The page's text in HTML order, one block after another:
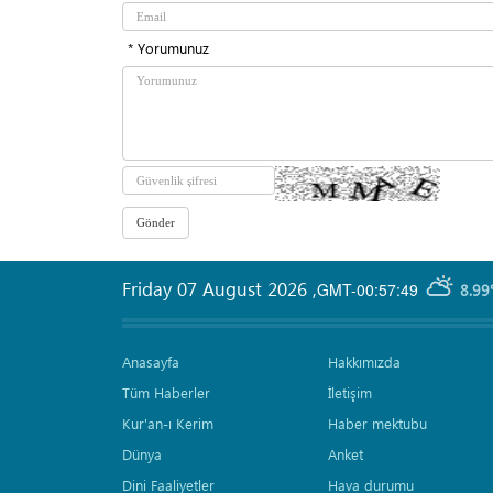
* Yorumunuz
GMT-00:57:49
Friday 07 August 2026 ,
Anasayfa
Tüm Haberler
Kur'an-ı Kerim
Dünya
Dini Faaliyetler
Hakkımızda
İletişim
Haber mektubu
Anket
Hava durumu